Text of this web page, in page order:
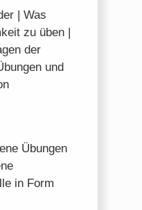
| Was
zu üben |
der
und
Übungen
in Form